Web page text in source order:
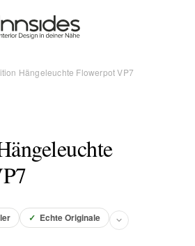
Hängeleuchte Flowerpot VP7
✓ Echte Originale